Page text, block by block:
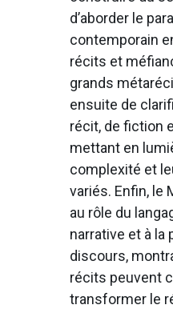
d’aborder le
contemporain
récits et
grands
ensuite de
récit, de fiction
mettant en
complexité et
variés. Enfin, le
au rôle du
narrative et à
discours,
récits peuvent
transformer le